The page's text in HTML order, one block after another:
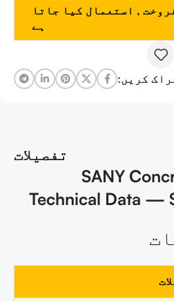
, استعمال کیا جاتا
ہے
کریں:
تفصیلات
SANY
Technical Data —